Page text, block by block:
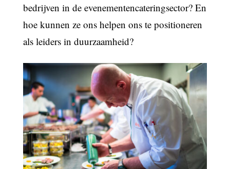
bedrijven in de evenementencateringsector? En
hoe kunnen ze ons helpen ons te positioneren
als leiders in duurzaamheid?